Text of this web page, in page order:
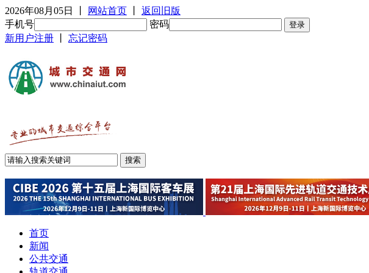
2026年08月05日 网站首页
返回旧版
手机号
密码
新用户注册
忘记密码
首页
新闻
公共交通